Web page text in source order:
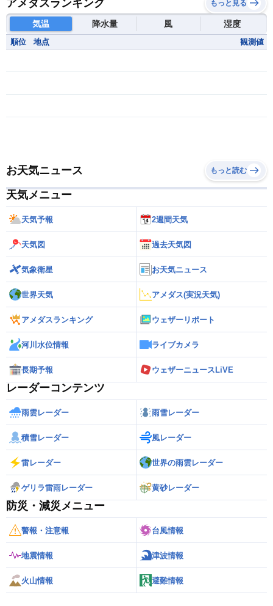
アメダスランキング もっと見る
気温 降水量 風 湿度
順位 地点 観測値
お天気ニュース もっと読む
天気メニュー
天気予報 2週間天気
天気図 過去天気図
気象衛星 お天気ニュース
世界天気 アメダス(実況天気)
アメダスランキング ウェザーリポート
河川水位情報 ライブカメラ
長期予報 ウェザーニュースLiVE
レーダーコンテンツ
雨雲レーダー 雨雪レーダー
積雪レーダー 風レーダー
雷レーダー 世界の雨雲レーダー
ゲリラ雷雨レーダー 黄砂レーダー
防災・減災メニュー
警報・注意報 台風情報
地震情報 津波情報
火山情報 避難情報